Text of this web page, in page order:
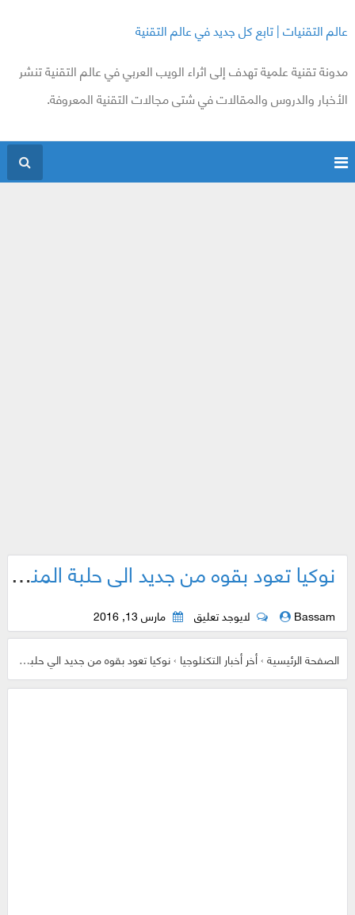
عالم التقنيات | تابع كل جديد في عالم التقنية
مدونة تقنية علمية تهدف إلى اثراء الويب العربي في عالم التقنية تنشر
الأخبار والدروس والمقالات في شتى مجالات التقنية المعروفة.
نوكيا تعود بقوه من جديد الي حلبة المنافسه مع Nokia C9 بمواصفات فائقه وبنظام اندرويد
Bassam لايوجد تعليق مارس 13, 2016
الصفحة الرئيسية›أخر أخبار التكنلوجيا›نوكيا تعود بقوه من جديد الي حلبة المنافسه مع Nokia C9 بمواصفات فائقه وبنظام اندرويد